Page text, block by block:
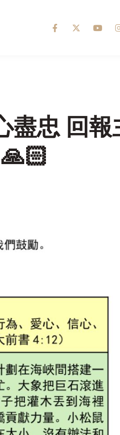
盡忠 回報